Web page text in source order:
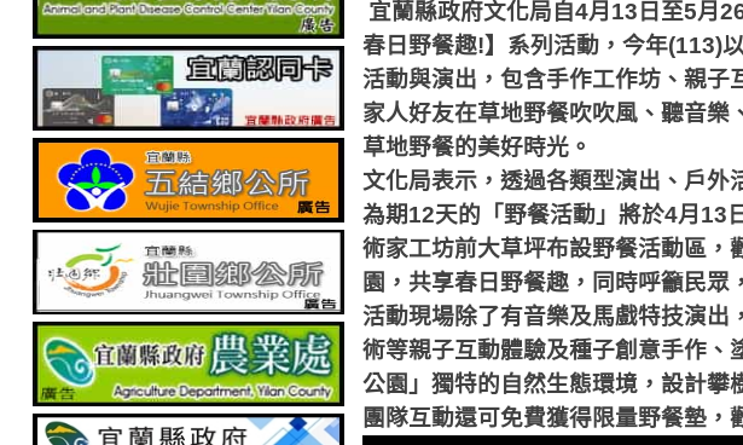
宜蘭縣政府文化局自4月 13 日至5月
春日野餐趣!】系列活動，今年(113)
活動與演出，包含手作工作坊、親子
家人好友在草地野餐吹吹風、聽音
草地野餐的美好時光。
文化局表示，透過各類型演出、戶外
為期12天的「野餐活動」將於4月 13
術家工坊前大草坪布設野餐活動區，
園，共享春日野餐趣，同時呼籲民眾
活動現場除了有音樂及馬戲特技演出
術等親子互動體驗及種子創意手作、
公園」獨特的自然生態環境，設計攀
團隊互動還可免費獲得限量野餐墊